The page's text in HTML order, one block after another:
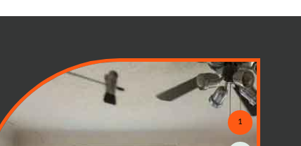
Les meilleures astuces pour
débarras efficace avec RJ
Pour un débarras efficace, commencez par établir un
1